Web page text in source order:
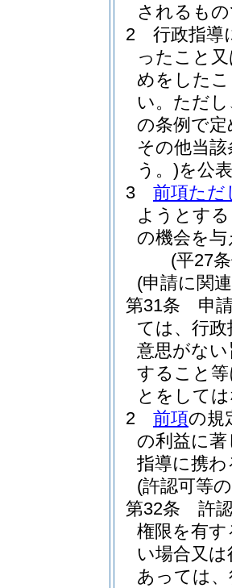
されるも
2
行政指導
ったこと
めをした
い。 ただ
の条例で
その他当
う。)を公
3
前項ただ
ようとす
の機会を
(平27
(申請に関
第31条
申
ては、行
意思がな
すること
とをして
2
前項の規
の利益に
指導に携
(許認可等
第32条
許
権限を有
い場合又
あっては